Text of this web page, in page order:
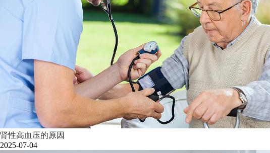
肾性高血压的原因
2025-07-04